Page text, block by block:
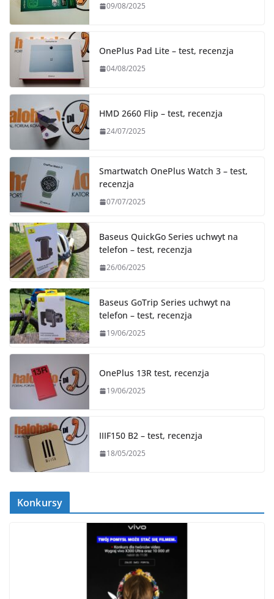
09/08/2025
OnePlus Pad Lite – test, recenzja
04/08/2025
HMD 2660 Flip – test, recenzja
24/07/2025
Smartwatch OnePlus Watch 3 – test,
recenzja
07/07/2025
Baseus QuickGo Series uchwyt na
telefon – test, recenzja
26/06/2025
Baseus GoTrip Series uchwyt na
telefon – test, recenzja
19/06/2025
OnePlus 13R test, recenzja
19/06/2025
IIIF150 B2 – test, recenzja
18/05/2025
Konkursy